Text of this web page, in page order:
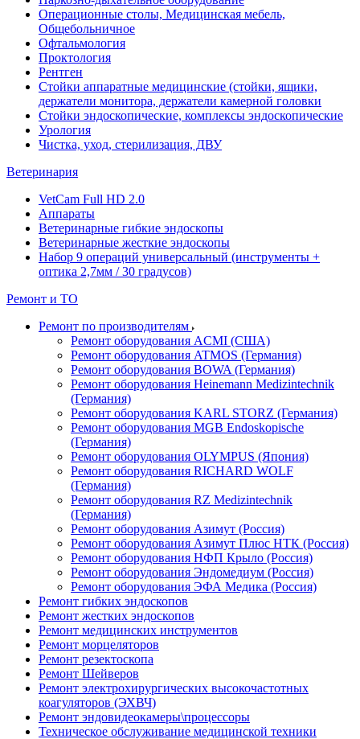
Операционные столы, Медицинская мебель,
Общебольничное
Офтальмология
Проктология
Рентген
Стойки аппаратные медицинские (стойки, ящики,
держатели монитора, держатели камерной головки
Стойки эндоскопические, комплексы эндоскопические
Урология
Чистка, уход, стерилизация, ДВУ
Ветеринария
VetCam Full HD 2.0
Аппараты
Ветеринарные гибкие эндоскопы
Ветеринарные жесткие эндоскопы
Набор 9 операций универсальный (инструменты +
оптика 2,7мм / 30 градусов)
Ремонт и ТО
Ремонт по производителям
Ремонт оборудования ACMI (США)
Ремонт оборудования ATMOS (Германия)
Ремонт оборудования BOWA (Германия)
Ремонт оборудования Heinemann Medizintechnik
(Германия)
Ремонт оборудования KARL STORZ (Германия)
Ремонт оборудования MGB Endoskopische
(Германия)
Ремонт оборудования OLYMPUS (Япония)
Ремонт оборудования RICHARD WOLF
(Германия)
Ремонт оборудования RZ Medizintechnik
(Германия)
Ремонт оборудования Азимут (Россия)
Ремонт оборудования Азимут Плюс НТК (Россия)
Ремонт оборудования НФП Крыло (Россия)
Ремонт оборудования Эндомедиум (Россия)
Ремонт оборудования ЭФА Медика (Россия)
Ремонт гибких эндоскопов
Ремонт жестких эндоскопов
Ремонт медицинских инструментов
Ремонт морцеляторов
Ремонт резектоскопа
Ремонт Шейверов
Ремонт электрохирургических высокочастотных
коагуляторов (ЭХВЧ)
Ремонт эндовидеокамеры\процессоры
Техническое обслуживание медицинской техники